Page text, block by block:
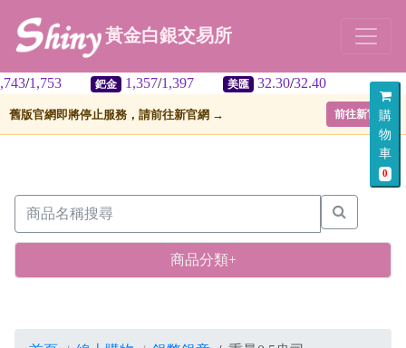
購
物
車
0
黃金白銀交易所
鈀金 1,357/ 1,397 美匯 32.30/ 32.40
舊版官網即將停止服務，請前往新官網 → 前往新官網
商品分類+